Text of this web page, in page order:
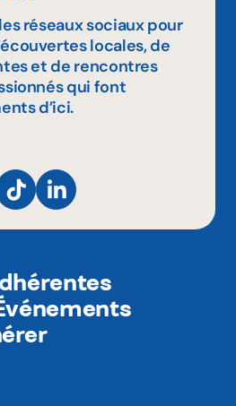
réseaux sociaux pour
locales, de
et de rencontres
qui font
d’ici.